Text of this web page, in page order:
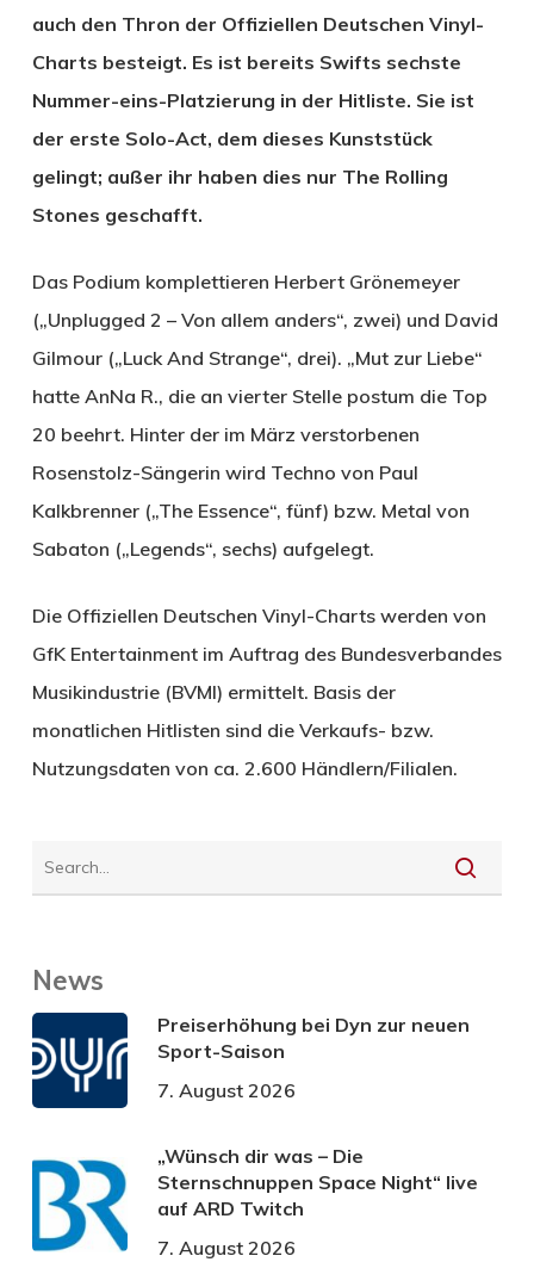
auch den Thron der Offiziellen Deutschen Vinyl-
Charts besteigt. Es ist bereits Swifts sechste
Nummer-eins-Platzierung in der Hitliste. Sie ist
der erste Solo-Act, dem dieses Kunststück
gelingt; außer ihr haben dies nur The Rolling
Stones geschafft.
Das Podium komplettieren Herbert Grönemeyer
(„Unplugged 2 – Von allem anders“, zwei) und David
Gilmour („Luck And Strange“, drei). „Mut zur Liebe“
hatte AnNa R., die an vierter Stelle postum die Top
20 beehrt. Hinter der im März verstorbenen
Rosenstolz-Sängerin wird Techno von Paul
Kalkbrenner („The Essence“, fünf) bzw. Metal von
Sabaton („Legends“, sechs) aufgelegt.
Die Offiziellen Deutschen Vinyl-Charts werden von
GfK Entertainment im Auftrag des Bundesverbandes
Musikindustrie (BVMI) ermittelt. Basis der
monatlichen Hitlisten sind die Verkaufs- bzw.
Nutzungsdaten von ca. 2.600 Händlern/Filialen.
News
Preiserhöhung bei Dyn zur neuen
Sport-Saison
7. August 2026
„Wünsch dir was – Die
Sternschnuppen Space Night“ live
auf ARD Twitch
7. August 2026